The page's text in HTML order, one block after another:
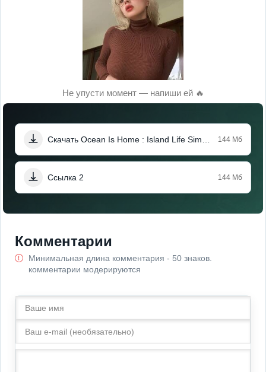
Не упусти момент — напиши ей 🔥
144 Мб
Ссылка 2 144 Мб
Комментарии
Минимальная длина комментария - 50 знаков.
комментарии модерируются